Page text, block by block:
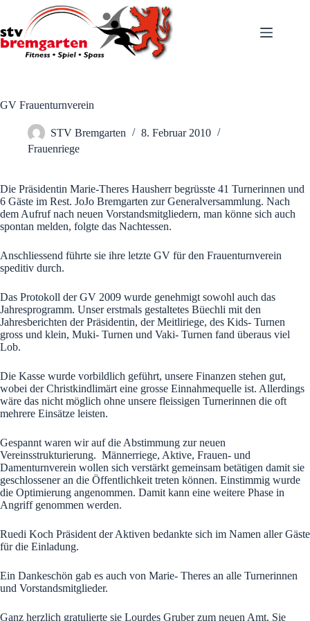
springen
GV Frauenturnverein
STV Bremgarten
8. Februar 2010
Frauenriege
Die Präsidentin Marie-Theres Hausherr begrüsste 41 Turnerinnen und
6 Gäste im Rest. JoJo Bremgarten zur Generalversammlung. Nach
dem Aufruf nach neuen Vorstandsmitgliedern, man könne sich auch
spontan melden, folgte das Nachtessen.
Anschliessend führte sie ihre letzte GV für den Frauenturnverein
speditiv durch.
Das Protokoll der GV 2009 wurde genehmigt sowohl auch das
Jahresprogramm. Unser erstmals gestaltetes Büechli mit den
Jahresberichten der Präsidentin, der Meitliriege, des Kids- Turnen
gross und klein, Muki- Turnen und Vaki- Turnen fand überaus viel
Lob.
Die Kasse wurde vorbildlich geführt, unsere Finanzen stehen gut,
wobei der Christkindlimärt eine grosse Einnahmequelle ist. Allerdings
wäre das nicht möglich ohne unsere fleissigen Turnerinnen die oft
mehrere Einsätze leisten.
Gespannt waren wir auf die Abstimmung zur neuen
Vereinsstrukturierung. Männerriege, Aktive, Frauen- und
Damenturnverein wollen sich verstärkt gemeinsam betätigen damit sie
geschlossener an die Öffentlichkeit treten können. Einstimmig wurde
die Optimierung angenommen. Damit kann eine weitere Phase in
Angriff genommen werden.
Ruedi Koch Präsident der Aktiven bedankte sich im Namen aller Gäste
für die Einladung.
Ein Dankeschön gab es auch von Marie- Theres an alle Turnerinnen
und Vorstandsmitglieder.
Ganz herzlich gratulierte sie Lourdes Gruber zum neuen Amt. Sie